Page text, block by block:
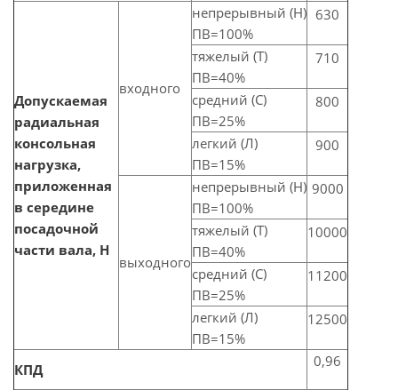
Допускаемая
радиальная
консольная
нагрузка,
приложенная
в середине
посадочной
части вала, Н
входного
непрерывный (Н)
ПВ=100%
630
тяжелый (Т)
ПВ=40%
710
средний (С)
ПВ=25%
800
легкий (Л)
ПВ=15%
900
выходного
непрерывный (Н)
ПВ=100%
9000
тяжелый (Т)
ПВ=40%
10000
средний (С)
ПВ=25%
11200
легкий (Л)
ПВ=15%
12500
КПД 0,96